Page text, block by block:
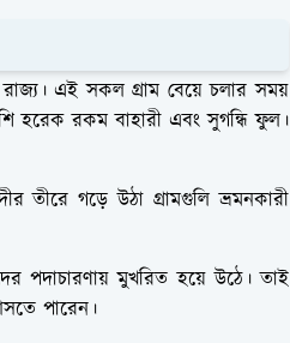
রাজ্য। এই সকল গ্রাম বেয়ে চলার সময়
হরেক রকম বাহারী এবং সুগন্ধি ফুল।
গড়ে উঠা গ্রামগুলি ভ্রমনকারী
পদাচারণায় মুখরিত হয়ে উঠে। তাই
পারেন।